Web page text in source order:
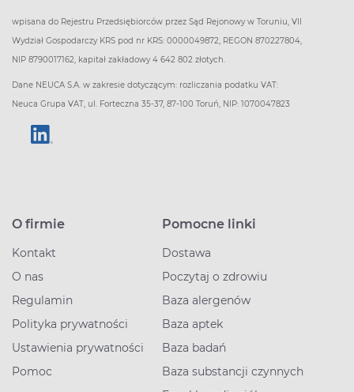
wpisana do Rejestru Przedsiębiorców przez Sąd Rejonowy w Toruniu, VII
Wydział Gospodarczy KRS pod nr KRS: 0000049872, REGON 870227804,
NIP 8790017162, kapitał zakładowy 4 642 802 złotych.
Dane NEUCA S.A. w zakresie dotyczącym: rozliczania podatku VAT:
Neuca Grupa VAT, ul. Forteczna 35-37, 87-100 Toruń, NIP: 1070047823
O firmie
Kontakt
O nas
Regulamin
Polityka prywatności
Ustawienia prywatności
Pomoc
Pomocne linki
Dostawa
Poczytaj o zdrowiu
Baza alergenów
Baza aptek
Baza badań
Baza substancji czynnych